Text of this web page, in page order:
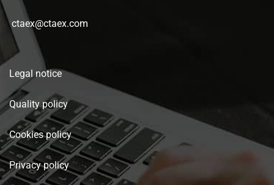
ctaex@ctaex.com
Legal notice
Quality policy
Cookies policy
Privacy policy